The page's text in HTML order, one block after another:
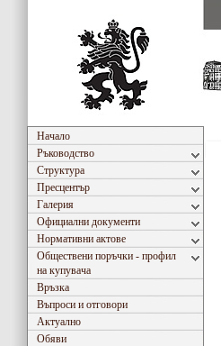
Начало
Ръководство
Структура
Пресцентър
Галерия
Официални документи
Нормативни актове
Обществени поръчки - профил
на купувача
Връзка
Въпроси и отговори
Актуално
Обяви